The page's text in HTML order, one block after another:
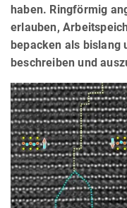
haben. Ringförmig
erlauben,
bepacken als bislang
beschreiben und